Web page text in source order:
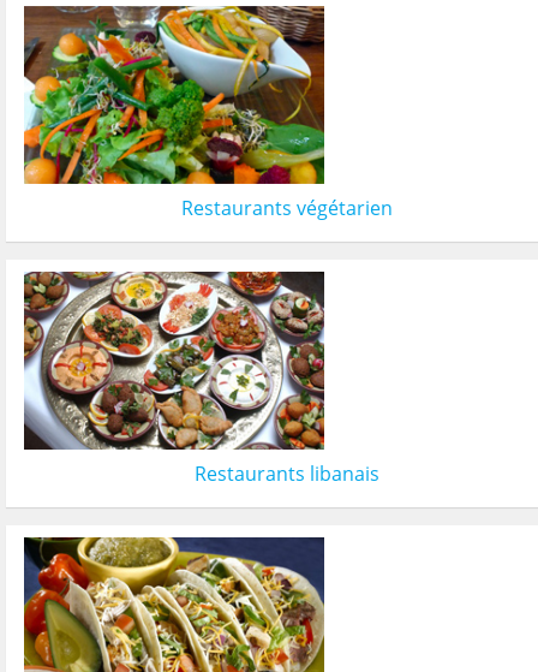
Restaurants végétarien
Restaurants libanais